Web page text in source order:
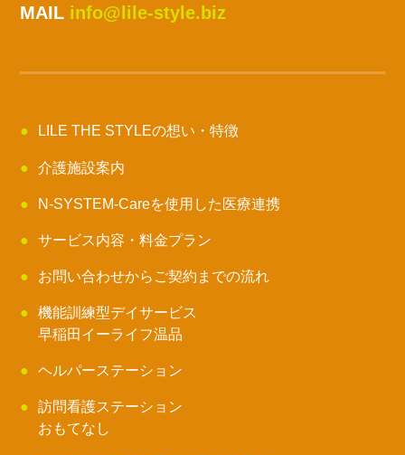
MAIL info@lile-style.biz
LILE THE STYLEの想い・特徴
介護施設案内
N-SYSTEM-Careを使用した医療連携
サービス内容・料金プラン
お問い合わせからご契約までの流れ
機能訓練型デイサービス
早稲田イーライフ温品
ヘルパーステーション
訪問看護ステーション
おもてなし